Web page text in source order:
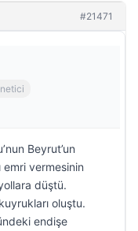
#21471
Beyrut’un
emri vermesinin
düştü.
oluştu.
endişe